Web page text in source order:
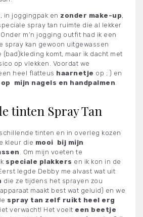
in joggingpak en zonder make-up,
spray tan ruimte die al lekker
m’n jogging outfit had ik een
spray kan gewoon uitgewassen
komt, maar ik dacht met
op vlekken. Voordat we
heel flatteus haarnetje op ; ) en
mijn nagels en handpalmen.
tinten Spray Tan
tinten en in overleg kozen
kleur die mooi bij mijn
. Om mijn voeten te
speciale plakkers en ik kon in de
legde Debby me alvast wat uit
die ze tijdens het sprayen zou
maakt best wat geluid) en we
spray tan zelf ruikt heel erg
verwacht! Het voelt een beetje